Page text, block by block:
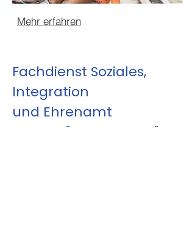
Fachdienst Soziales,
Integration
und Ehrenamt
Projekt: "Cafe Vielfalt"
Mehr erfahren